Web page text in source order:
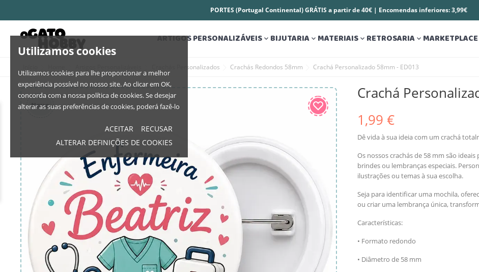
Utilizamos cookies
Utilizamos cookies para lhe proporcionar a melhor
experiência possível no nosso site. Ao clicar em OK,
concorda com a nossa política de cookies. Se desejar
alterar as suas preferências de cookies, poderá fazê-lo
ACEITAR
RECUSAR
ALTERAR DEFINIÇÕES DE COOKIES
PORTES (Portugal Continental) GRÁTIS a partir de 40€ | Encomendas inferiores: 3,99€
ARTIGOS PERSONALIZÁVEIS BIJUTARIA MATERIAIS RETROSARIA MARKETPLACE
Crachás Personalizados Crachás Redondos 58mm Crachá Personalizado 58mm - ED013
Novo
Crachá
1,99 €
Dê vida à sua ideia com um crachá
Os nossos crachás de 58 mm são
brindes ou lembranças especiais.
ilustrações ou temas à sua escolha.
Seja para identificar uma mochila,
ou criar uma lembrança única,
Características:
• Formato redondo
• Diâmetro de 58 mm